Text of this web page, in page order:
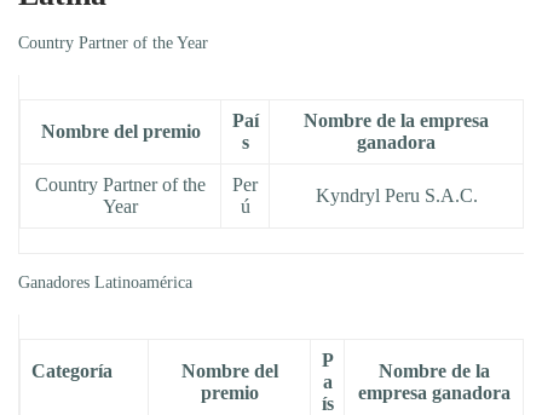
Country Partner of the Year
Nombre del premio
Paí
s
Nombre de la empresa
ganadora
Country Partner of the
Year
Per
ú
Kyndryl Peru S.A.C.
Ganadores Latinoamérica
Categoría
Nombre del
premio
P
a
ís
Nombre de la
empresa ganadora